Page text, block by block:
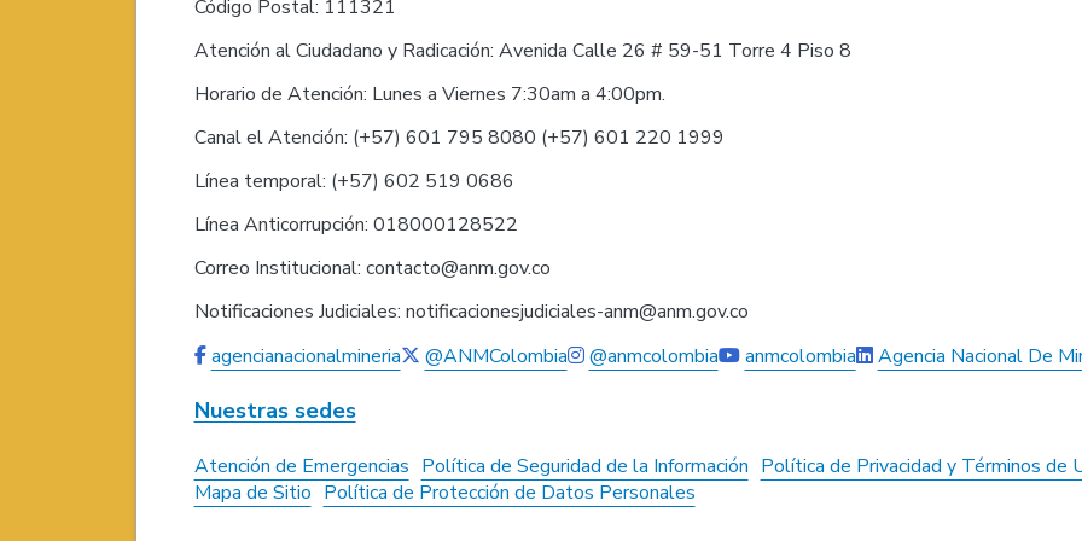
Código Postal: 111321
Atención al Ciudadano y Radicación: Avenida Calle 26 # 59-51 Torre 4 Piso 8
Horario de Atención: Lunes a Viernes 7:30am a 4:00pm.
Canal el Atención: (+57) 601 795 8080 (+57) 601 220 1999
Línea temporal: (+57) 602 519 0686
Línea Anticorrupción: 018000128522
Correo Institucional: contacto@anm.gov.co
Notificaciones Judiciales: notificacionesjudiciales-anm@anm.gov.co
agencianacionalmineria
@ANMColombia @anmcolombia anmcolombia Agencia Nacional De
Nuestras sedes
Atención de Emergencias Política de Seguridad de la Información Política de Privacidad y Términos de
Mapa de Sitio Política de Protección de Datos Personales